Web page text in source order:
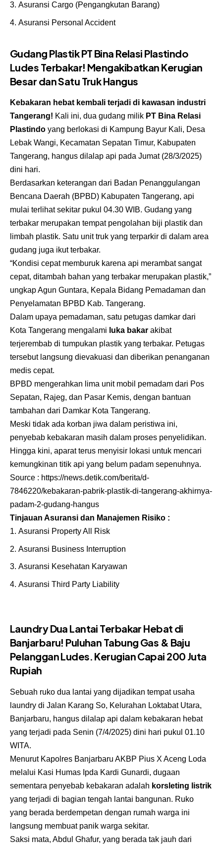
Asuransi Cargo (Pengangkutan Barang)
Asuransi Personal Accident
Gudang Plastik PT Bina Relasi Plastindo
Ludes Terbakar! Mengakibatkan Kerugian
Besar dan Satu Truk Hangus
Kebakaran hebat kembali terjadi di kawasan industri
Tangerang! Kali ini, dua gudang milik PT Bina Relasi
Plastindo yang berlokasi di Kampung Bayur Kali, Desa
Lebak Wangi, Kecamatan Sepatan Timur, Kabupaten
Tangerang, hangus dilalap api pada Jumat (28/3/2025)
dini hari.
Berdasarkan keterangan dari Badan Penanggulangan
Bencana Daerah (BPBD) Kabupaten Tangerang, api
mulai terlihat sekitar pukul 04.30 WIB. Gudang yang
terbakar merupakan tempat pengolahan biji plastik dan
limbah plastik. Satu unit truk yang terparkir di dalam area
gudang juga ikut terbakar.
“Kondisi cepat memburuk karena api merambat sangat
cepat, ditambah bahan yang terbakar merupakan plastik,”
ungkap Agun Guntara, Kepala Bidang Pemadaman dan
Penyelamatan BPBD Kab. Tangerang.
Dalam upaya pemadaman, satu petugas damkar dari
Kota Tangerang mengalami luka bakar akibat
terjerembab di tumpukan plastik yang terbakar. Petugas
tersebut langsung dievakuasi dan diberikan penanganan
medis cepat.
BPBD mengerahkan lima unit mobil pemadam dari Pos
Sepatan, Rajeg, dan Pasar Kemis, dengan bantuan
tambahan dari Damkar Kota Tangerang.
Meski tidak ada korban jiwa dalam peristiwa ini,
penyebab kebakaran masih dalam proses penyelidikan.
Hingga kini, aparat terus menyisir lokasi untuk mencari
kemungkinan titik api yang belum padam sepenuhnya.
Source : https://news.detik.com/berita/d-
7846220/kebakaran-pabrik-plastik-di-tangerang-akhirnya-
padam-2-gudang-hangus
Tinjauan Asuransi dan Manajemen Risiko :
Asuransi Property All Risk
Asuransi Business Interruption
Asuransi Kesehatan Karyawan
Asuransi Third Party Liability
Laundry Dua Lantai Terbakar Hebat di
Banjarbaru! Puluhan Tabung Gas & Baju
Pelanggan Ludes. Kerugian Capai 200 Juta
Rupiah
Sebuah ruko dua lantai yang dijadikan tempat usaha
laundry di Jalan Karang So, Kelurahan Loktabat Utara,
Banjarbaru, hangus dilalap api dalam kebakaran hebat
yang terjadi pada Senin (7/4/2025) dini hari pukul 01.10
WITA.
Menurut Kapolres Banjarbaru AKBP Pius X Aceng Loda
melalui Kasi Humas Ipda Kardi Gunardi, dugaan
sementara penyebab kebakaran adalah korsleting listrik
yang terjadi di bagian tengah lantai bangunan. Ruko
yang berada berdempetan dengan rumah warga ini
langsung membuat panik warga sekitar.
Saksi mata, Abdul Ghafur, yang berada tak jauh dari